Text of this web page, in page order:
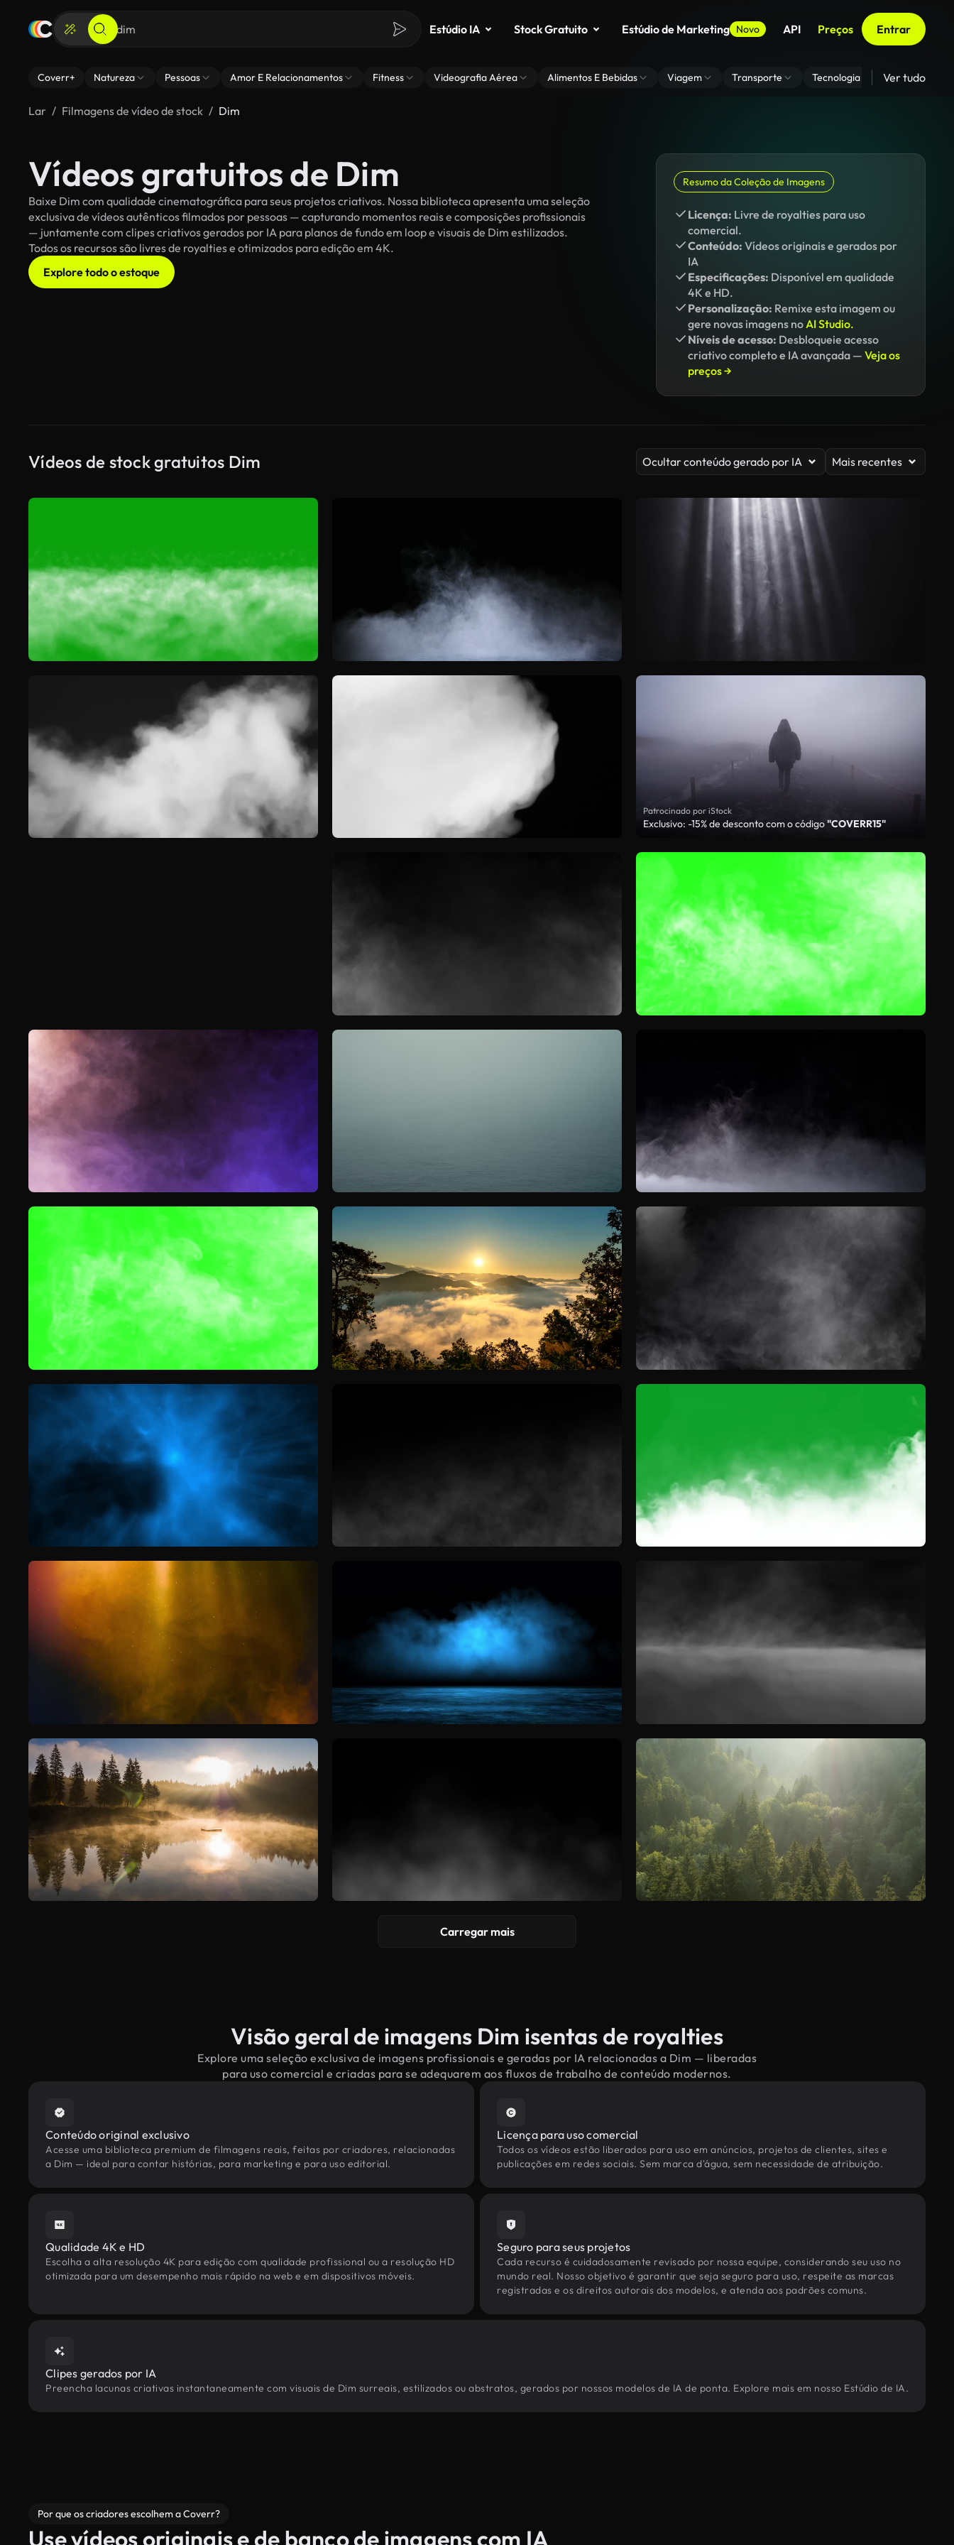
Estúdio IA Stock Gratuito Estúdio de Marketing Novo API Preços Entrar
Coverr+ Natureza Pessoas Amor E Relacionamentos Fitness Videografia Aérea Alimentos E Bebidas Viagem Transporte Tecnologia Zoom De
Ver tudo
Lar Filmagens de vídeo de stock Dim
Vídeos gratuitos de Dim
Baixe Dim com qualidade cinematográfica para seus projetos criativos. Nossa biblioteca apresenta uma seleção
exclusiva de vídeos autênticos filmados por pessoas — capturando momentos reais e composições profissionais
— juntamente com clipes criativos gerados por IA para planos de fundo em loop e visuais de Dim estilizados.
Todos os recursos são livres de royalties e otimizados para edição em 4K.
Explore todo o estoque
Resumo da Coleção de Imagens
Licença: Livre de royalties para uso
comercial.
Conteúdo: Vídeos originais e gerados por
IA
Especificações: Disponível em qualidade
4K e HD.
Personalização: Remixe esta imagem ou
gere novas imagens noAI Studio.
Níveis de acesso: Desbloqueie acesso
criativo completo e IA avançada — Veja os
preços →
Vídeos de stock gratuitos Dim Ocultar conteúdo gerado por IA Mais recentes
Patrocinado por iStock
Exclusivo: -15% de desconto com o código"COVERR15"
Carregar mais
Visão geral de imagens Dim isentas de royalties
Explore uma seleção exclusiva de imagens profissionais e geradas por IA relacionadas a Dim — liberadas
para uso comercial e criadas para se adequarem aos fluxos de trabalho de conteúdo modernos.
Conteúdo original exclusivo
Acesse uma biblioteca premium de filmagens reais, feitas por criadores, relacionadas
a Dim — ideal para contar histórias, para marketing e para uso editorial.
Licença para uso comercial
Todos os vídeos estão liberados para uso em anúncios, projetos de clientes, sites e
publicações em redes sociais. Sem marca d'água, sem necessidade de atribuição.
Qualidade 4K e HD
Escolha a alta resolução 4K para edição com qualidade profissional ou a resolução HD
otimizada para um desempenho mais rápido na web e em dispositivos móveis.
Seguro para seus projetos
Cada recurso é cuidadosamente revisado por nossa equipe, considerando seu uso no
mundo real. Nosso objetivo é garantir que seja seguro para uso, respeite as marcas
registradas e os direitos autorais dos modelos, e atenda aos padrões comuns.
Clipes gerados por IA
Preencha lacunas criativas instantaneamente com visuais de Dim surreais, estilizados ou abstratos, gerados por nossos modelos de IA de ponta. Explore mais em nosso Estúdio de IA.
Por que os criadores escolhem a Coverr?
Use vídeos originais e de banco de imagens com IA